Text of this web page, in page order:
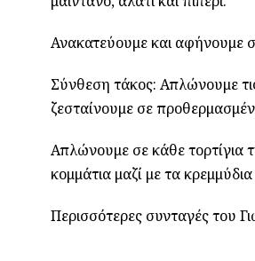
Ανακατεύουμε και αφήνουμε
Σύνθεση τάκος: Απλώνουμε
ζεσταίνουμε σε
Απλώνουμε σε κάθε τορτίγια
κομμάτια μαζί με τα
Περισσότερες συνταγές του